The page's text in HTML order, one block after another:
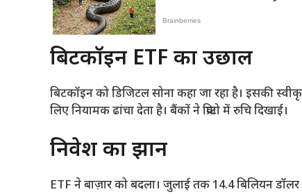
बिटकॉइन ETF का उछाल
बिटकॉइन को डिजिटल सोना कहा जा रहा है। इसकी
लिए नियामक ढांचा देता है। बैंकों ने क्रिप्टो में रुचि दिखाई।
निवेश का रुझान
ETF ने बाज़ार को बदला। जुलाई तक 14.4 बिलियन